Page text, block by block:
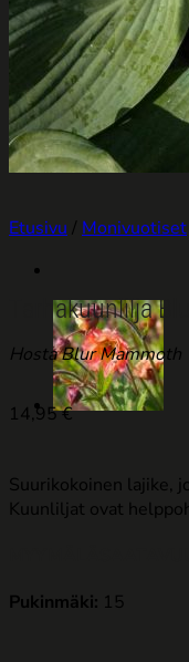
Etusivu / Monivuotiset
Tarhakuunlilja
Hosta Blur Mammoth
14,95€
Suurikokoinen lajike,
Kuunliljat ovat
Pukinmäki: 15